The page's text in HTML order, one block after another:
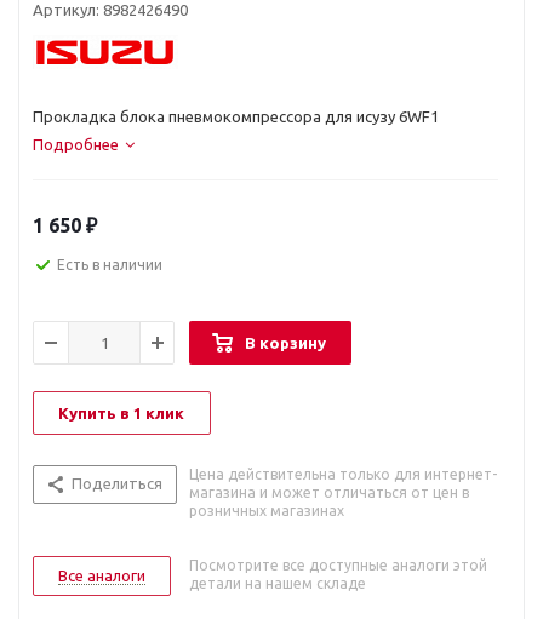
Артикул: 8982426490
Прокладка блока пневмокомпрессора для исузу 6WF1
Подробнее
1 650 ₽
Есть в наличии
В корзину
Купить в 1 клик
Поделиться
Цена действительна только для интернет-
магазина и может отличаться от цен в
розничных магазинах
Все аналоги
Посмотрите все доступные аналоги этой
детали на нашем складе